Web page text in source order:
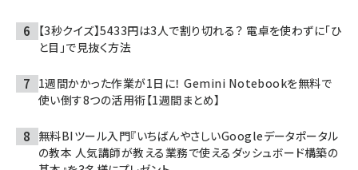
【3秒クイズ】5433円は3人で割り切れる？ 電卓を使わずに「ひ
と目」で見抜く方法
1週間かかった作業が1日に！ Gemini Notebookを無料で
使い倒す8つの活用術【1週間まとめ】
無料BIツール入門『いちばんやさしいGoogleデータポータル
の教本 人気講師が教える業務で使えるダッシュボード構築の